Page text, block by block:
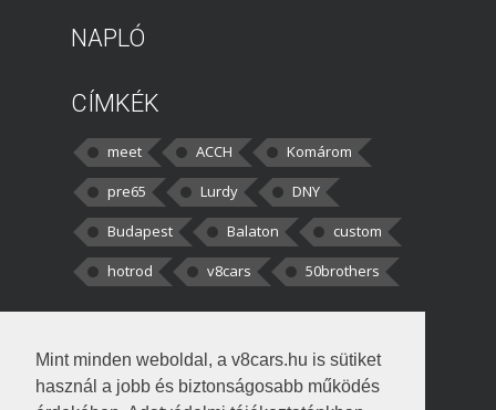
Mint minden weboldal, a v8cars.hu is sütiket
használ a jobb és biztonságosabb működés
NAPLÓ
CÍMKÉK
meet ACCH
Komárom
pre65
Lurdy
DNY
Budapest
Balaton
custom
hotrod
v8cars 50brothers
kortisz:Elszúrtam! Én csak két
darabbaal számoltam. Nem tudtam, hogy fél autót,